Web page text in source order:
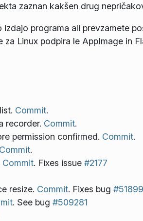
zaznan kakšen drug
izdajo programa ali prevzamete
Linux podpira le AppImage in
Commit.
recorder. Commit.
permission confirmed. Commit.
Commit.
Commit. Fixes issue #2177
resize. Commit. Fixes bug
. See bug #509281